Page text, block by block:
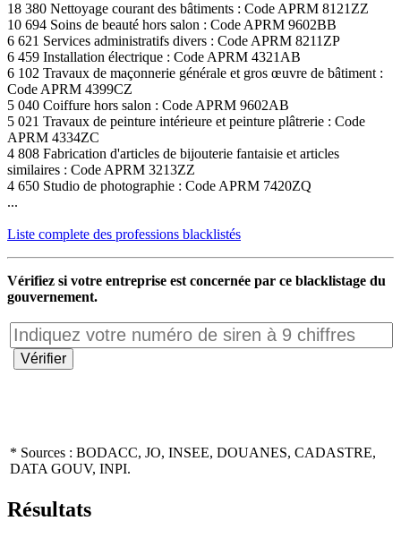
18 380 Nettoyage courant des bâtiments : Code APRM 8121ZZ
10 694 Soins de beauté hors salon : Code APRM 9602BB
6 621 Services administratifs divers : Code APRM 8211ZP
6 459 Installation électrique : Code APRM 4321AB
6 102 Travaux de maçonnerie générale et gros œuvre de bâtiment :
Code APRM 4399CZ
5 040 Coiffure hors salon : Code APRM 9602AB
5 021 Travaux de peinture intérieure et peinture plâtrerie : Code
APRM 4334ZC
4 808 Fabrication d'articles de bijouterie fantaisie et articles
similaires : Code APRM 3213ZZ
4 650 Studio de photographie : Code APRM 7420ZQ
...
Liste complete des professions blacklistés
Vérifiez si votre entreprise est concernée par ce blacklistage du
gouvernement.
* Sources : BODACC, JO, INSEE, DOUANES, CADASTRE,
DATA GOUV, INPI.
Résultats